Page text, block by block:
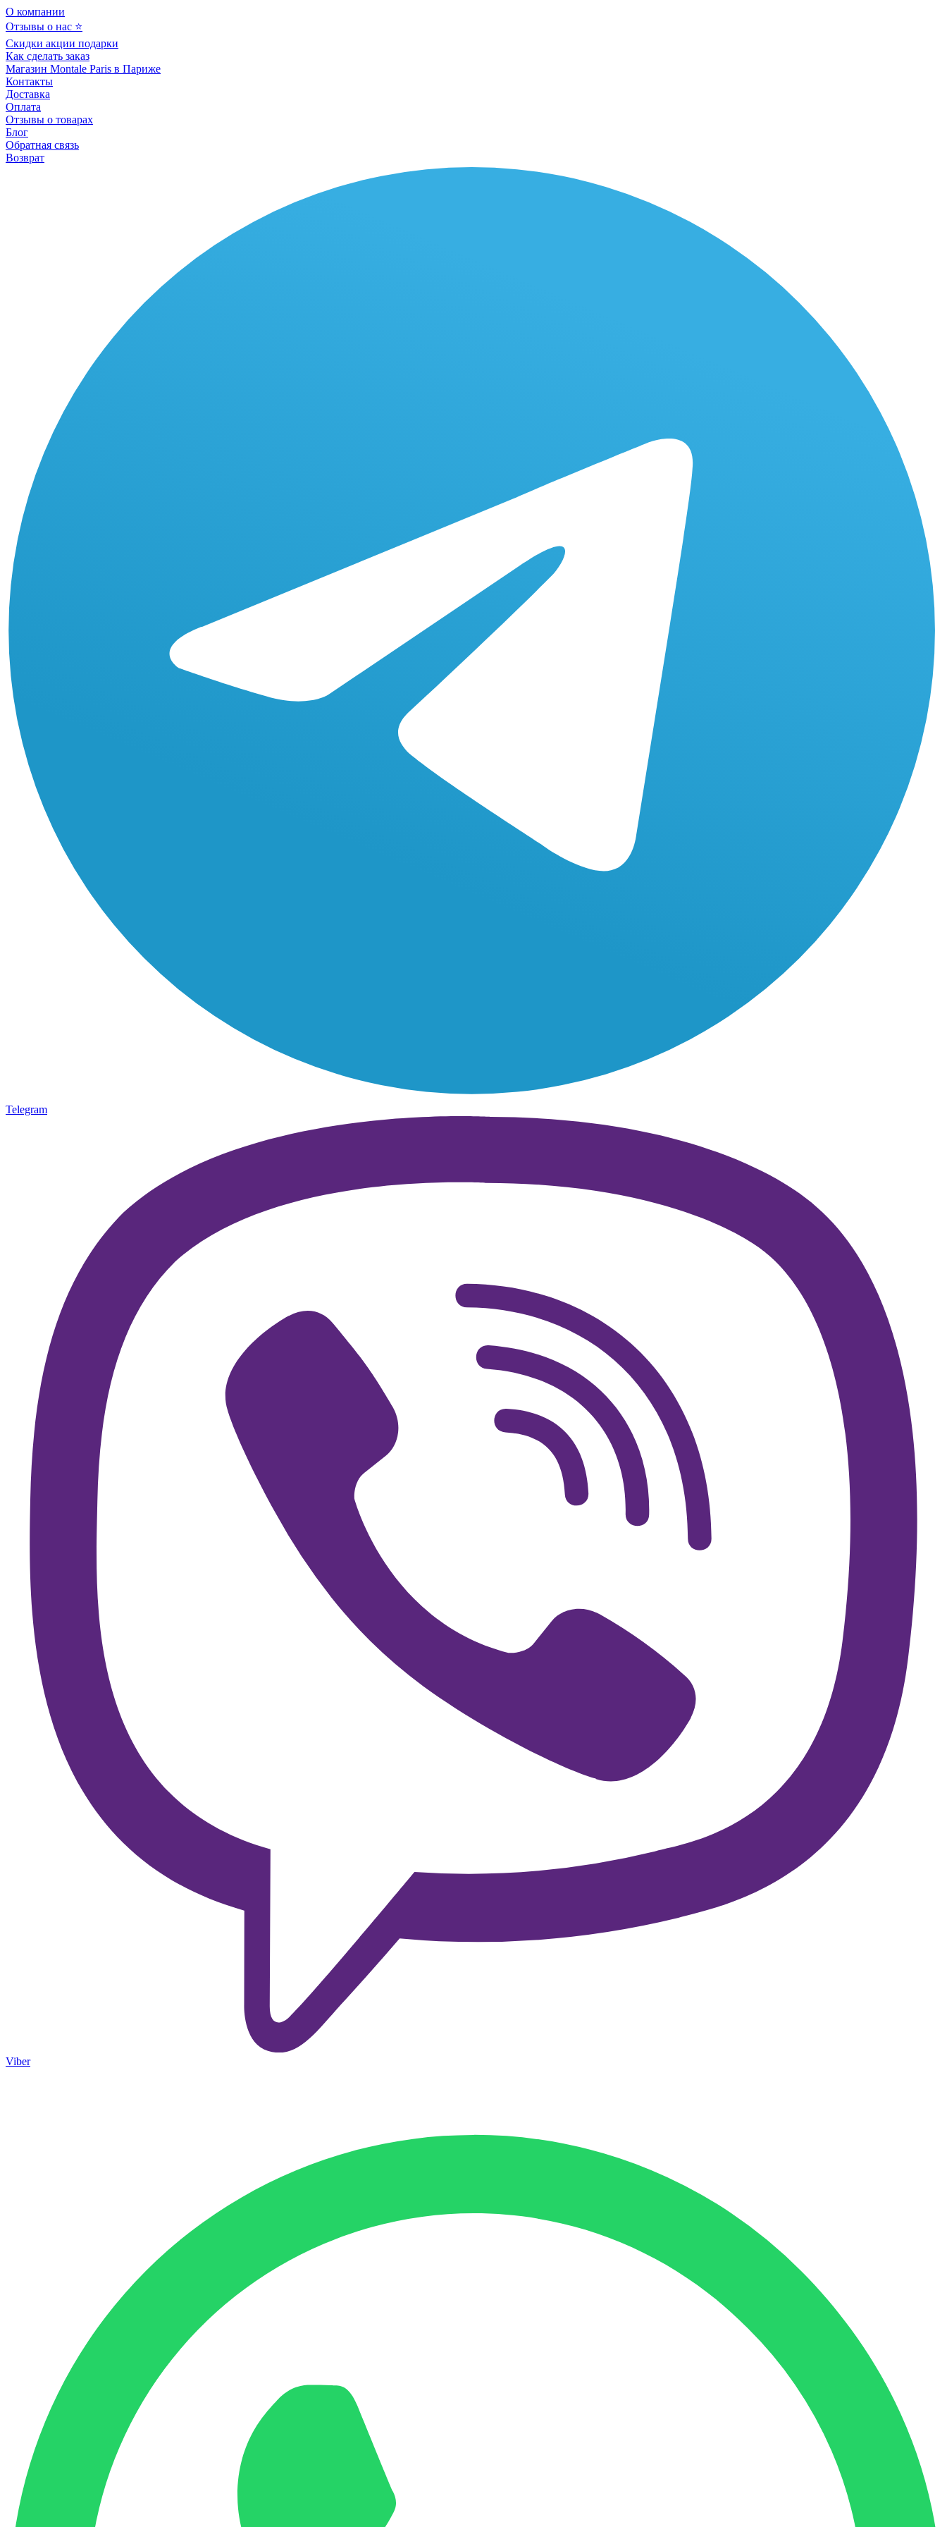
О компании
Отзывы о нас ⭐
Скидки акции подарки
Как сделать заказ
Магазин Montale Paris в Париже
Контакты
Доставка
Оплата
Отзывы о товарах
Блог
Обратная связь
Возврат
Telegram
Viber